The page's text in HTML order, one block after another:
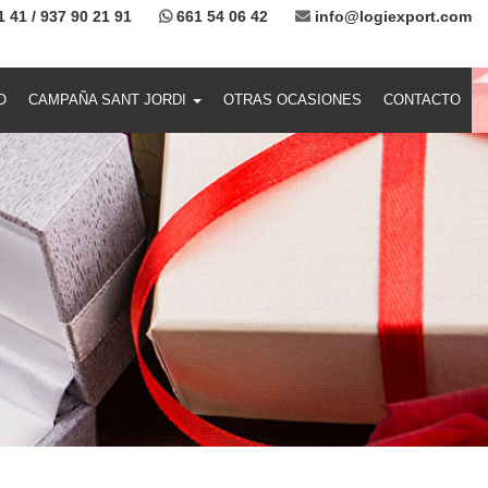
info@logiexport.com
661 54 06 42
41 / 937 90 21 91
(current)
CAMPAÑA SANT JORDI OTRAS OCASIONES CONTACTO